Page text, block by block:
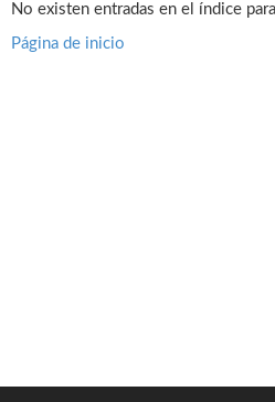
No existen entradas en el índice
Página de inicio